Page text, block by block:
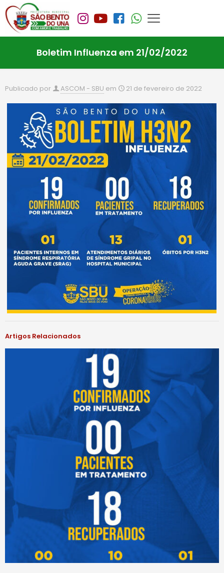
Boletim Influenza em 21/02/2022
Publicado por ASCOM - SBU em 21 de fevereiro de 2022
Artigos Relacionados